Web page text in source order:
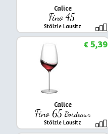
Calice
Fino 45
Stölzle Lausitz
Calice
Fino 65Bordeaux
Stölzle Lausitz
€5,39